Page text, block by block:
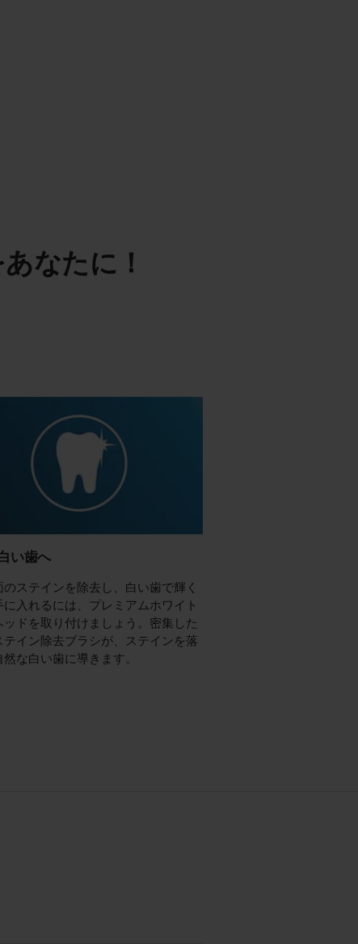
なたに！
い歯へ
のステインを除去し、白い歯で輝く
に入れるには、プレミアムホワイト
ッドを取り付けましょう。密集した
テイン除去ブラシが、ステインを落
然な白い歯に導きます。